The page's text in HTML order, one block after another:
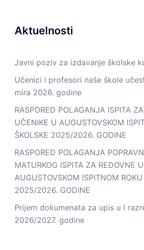
Aktuelnosti
Javni poziv za izdavanje školske
Učenici i profesori naše škole
mira 2026. godine
RASPORED POLAGANJA ISPITA
UČENIKE U AUGUSTOVSKOM
ŠKOLSKE 2025/2026. GODINE
RASPORED POLAGANJA
MATURKOG ISPITA ZA REDOVNE
AUGUSTOVSKOM ISPITNOM ROKU
2025/2026. GODINE
Prijem dokumenata za upis u I
2026/2027. godine